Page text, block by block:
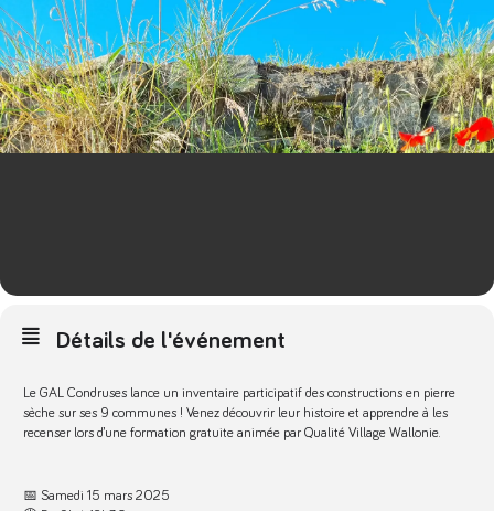
Détails de l'événement
Le GAL Condruses lance un inventaire participatif des constructions en pierre
sèche sur ses 9 communes ! Venez découvrir leur histoire et apprendre à les
recenser lors d’une formation gratuite animée par Qualité Village Wallonie.
📅 Samedi 15 mars 2025